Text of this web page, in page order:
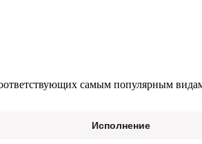
самым популярным
Исполнение